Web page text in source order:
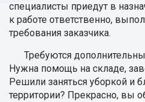
специалисты приедут в
к работе ответственно,
требования заказчика.
Требуются
Нужна помощь на складе,
Решили заняться уборкой и
территории? Прекрасно, вы